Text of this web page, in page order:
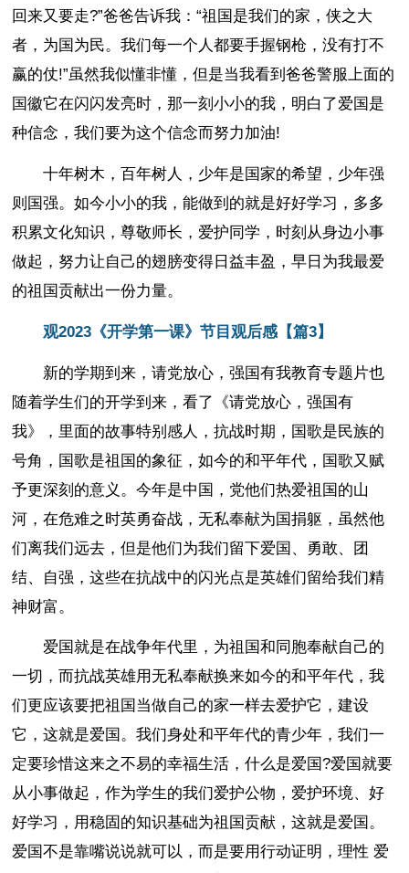
回来又要走?”爸爸告诉我：“祖国是我们的家，侠之大
者，为国为民。我们每一个人都要手握钢枪，没有打不
赢的仗!”虽然我似懂非懂，但是当我看到爸爸警服上面的
国徽它在闪闪发亮时，那一刻小小的我，明白了爱国是
种信念，我们要为这个信念而努力加油!
十年树木，百年树人，少年是国家的希望，少年强
则国强。如今小小的我，能做到的就是好好学习，多多
积累文化知识，尊敬师长，爱护同学，时刻从身边小事
做起，努力让自己的翅膀变得日益丰盈，早日为我最爱
的祖国贡献出一份力量。
观2023《开学第一课》节目观后感【篇3】
新的学期到来，请党放心，强国有我教育专题片也
随着学生们的开学到来，看了《请党放心，强国有
我》，里面的故事特别感人，抗战时期，国歌是民族的
号角，国歌是祖国的象征，如今的和平年代，国歌又赋
予更深刻的意义。今年是中国，党他们热爱祖国的山
河，在危难之时英勇奋战，无私奉献为国捐躯，虽然他
们离我们远去，但是他们为我们留下爱国、勇敢、团
结、自强，这些在抗战中的闪光点是英雄们留给我们精
神财富。
爱国就是在战争年代里，为祖国和同胞奉献自己的
一切，而抗战英雄用无私奉献换来如今的和平年代，我
们更应该要把祖国当做自己的家一样去爱护它，建设
它，这就是爱国。我们身处和平年代的青少年，我们一
定要珍惜这来之不易的幸福生活，什么是爱国?爱国就要
从小事做起，作为学生的我们爱护公物，爱护环境、好
好学习，用稳固的知识基础为祖国贡献，这就是爱国。
爱国不是靠嘴说说就可以，而是要用行动证明，理性 爱